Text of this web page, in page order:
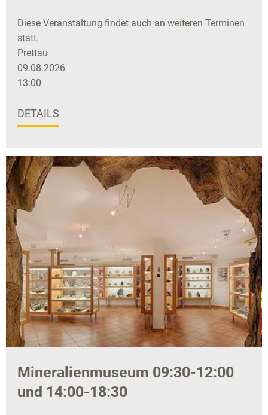
Diese Veranstaltung findet auch an weiteren Terminen
statt.
Prettau
09.08.2026
13:00
DETAILS
Mineralienmuseum 09:30-12:00
und 14:00-18:30